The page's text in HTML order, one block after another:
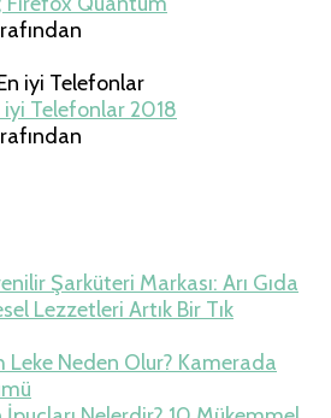
Telefonlar 2018
Şarküteri Markası: Arı Gıda
Lezzetleri Artık Bir Tık
Leke Neden Olur? Kamerada